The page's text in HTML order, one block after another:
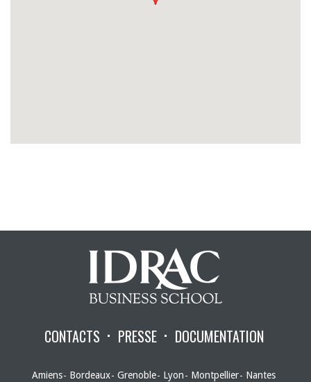
CONTACTS PRESSE DOCUMENTATION
Amiens Bordeaux Grenoble Lyon Montpellier Nantes